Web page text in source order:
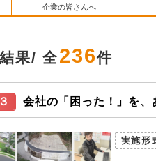
企業の皆さんへ
果/ 全236件
３ 会社の「困った！」を、
実施形